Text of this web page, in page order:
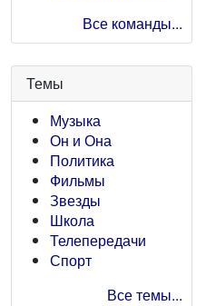
Все команды...
Темы
Музыка
Он и Она
Политика
Фильмы
Звезды
Школа
Телепередачи
Спорт
Все темы...